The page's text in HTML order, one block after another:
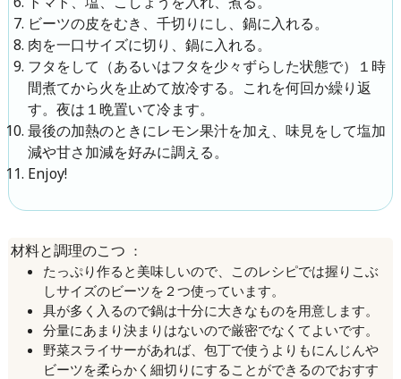
ビーツの皮をむき、千切りにし、鍋に入れる。
肉を一口サイズに切り、鍋に入れる。
フタをして（あるいはフタを少々ずらした状態で）１時
間煮てから火を止めて放冷する。これを何回か繰り返
す。夜は１晩置いて冷ます。
最後の加熱のときにレモン果汁を加え、味見をして塩加
減や甘さ加減を好みに調える。
Enjoy!
材料と調理のこつ
：
たっぷり作ると美味しいので、このレシピでは握りこぶ
しサイズのビーツを２つ使っています。
具が多く入るので鍋は十分に大きなものを用意します。
分量にあまり決まりはないので厳密でなくてよいです。
野菜スライサーがあれば、包丁で使うよりもにんじんや
ビーツを柔らかく細切りにすることができるのでおすす